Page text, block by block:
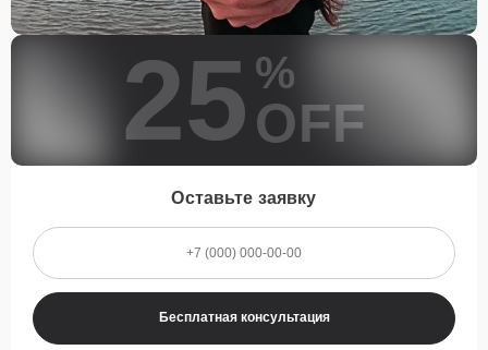
25 %
OFF
Оставьте заявку
Бесплатная консультация